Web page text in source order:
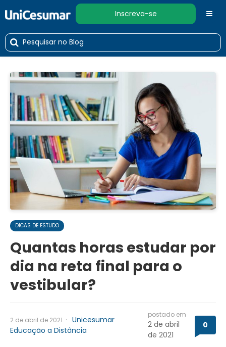
Inscreva-se
DICAS DE ESTUDO
Quantas horas estudar por
dia na reta final para o
vestibular?
2 de abril de 2021 · Unicesumar
Educação a Distância
postado em
2 de abril
de 2021
0